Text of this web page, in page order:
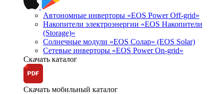
Автономные инверторы «EOS Power Off-grid»
Накопители электроэнергии «EOS Накопители
(Storage)»
Солнечные модули «EOS Солар» (EOS Solar)
Сетевые инверторы «EOS Power On-grid»
Скачать каталог
Скачать мобильный каталог